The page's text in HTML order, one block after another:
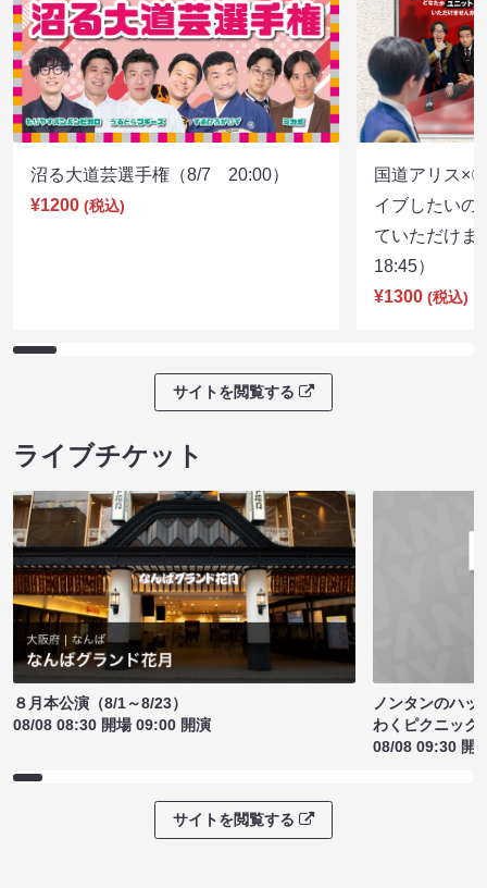
沼る大道芸選手権（8/7 20:00）
¥1200 (税込)
国道アリス×
イブしたいの
ていただけ
18:45）
¥1300 (税込)
サイトを閲覧する
ライブチケット
８月本公演（8/1～8/23）
08/08 08:30 開場 09:00 開演
ノンタンのハッ
わくピクニック
08/08 09:30 開
サイトを閲覧する